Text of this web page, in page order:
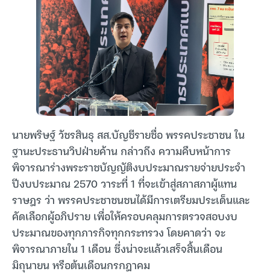
นายพริษฐ์ วัชรสินธุ สส.บัญชีรายชื่อ พรรคประชาชน ใน
ฐานะประธานวิปฝ่ายค้าน กล่าวถึง ความคืบหน้าการ
พิจารณาร่างพระราชบัญญัติงบประมาณรายจ่ายประจำ
ปีงบประมาณ 2570 วาระที่ 1 ที่จะเข้าสู่สภาสภาผู้แทน
ราษฎร ว่า พรรคประชาชนชนได้มีการเตรียมประเด็นและ
คัดเลือกผู้อภิปราย เพื่อให้ครอบคลุมการตรวจสอบงบ
ประมาณของทุกภารกิจทุกกระทรวง โดยคาดว่า จะ
พิจารณาภายใน 1 เดือน ซึ่งน่าจะแล้วเสร็จสิ้นเดือน
มิถุนายน หรือต้นเดือนกรกฎาคม